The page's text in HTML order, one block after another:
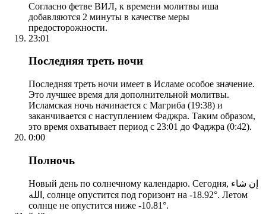
Согласно фетве ВИЛ, к времени молитвы иша
добавляются 2 минуты в качестве меры
предосторожности.
23:01
Последняя треть ночи
Последняя треть ночи имеет в Исламе особое значение.
Это лучшее время для дополнительной молитвы.
Исламская ночь начинается с Магриба (19:38) и
заканчивается с наступлением Фаджра. Таким образом,
это время охватывает период с 23:01 до Фаджра (0:42).
0:00
Полночь
Новый день по солнечному календарю. Сегодня, إن شاء
الله, солнце опустится под горизонт на -18.92°. Летом
солнце не опустится ниже -10.81°.